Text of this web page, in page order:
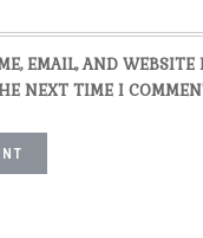
EMAIL, AND
NEXT TIME I